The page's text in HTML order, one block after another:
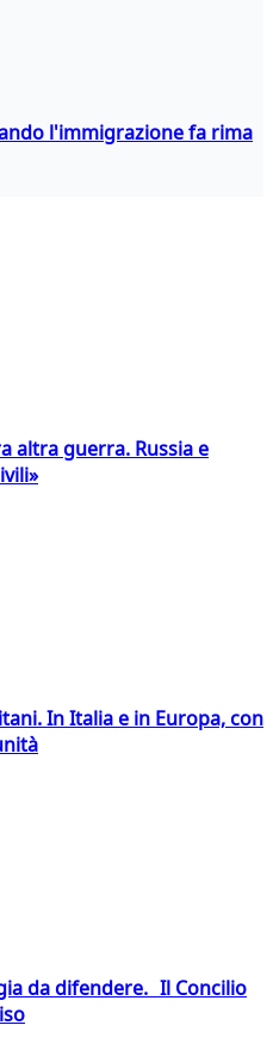
l'immigrazione fa rima
altra guerra. Russia e
In Italia e in Europa, con
da difendere. Il Concilio